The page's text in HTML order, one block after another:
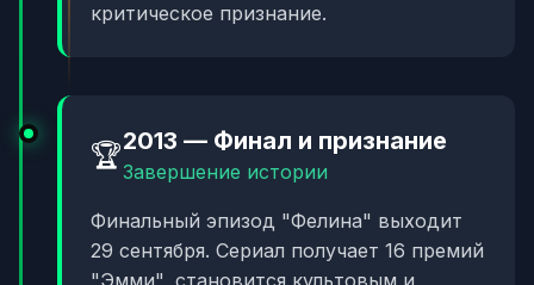
критическое признание.
🏆2013 — Финал и признание
Завершение истории
Финальный эпизод "Фелина" выходит
29 сентября. Сериал получает 16 премий
"Эмми", становится культовым и